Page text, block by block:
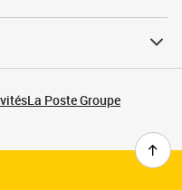
La Poste Groupe